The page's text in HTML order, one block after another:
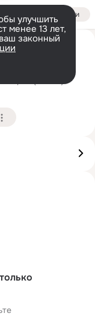
Войти
улучшить
менее 13 лет,
законный